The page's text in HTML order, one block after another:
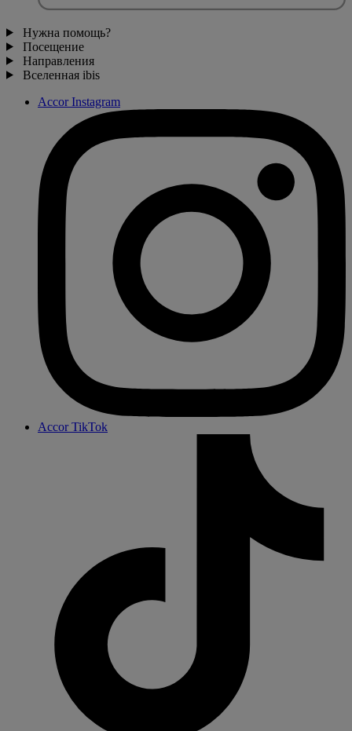
Нужна помощь?
Посещение
Направления
Вселенная ibis
Accor Instagram
Accor TikTok